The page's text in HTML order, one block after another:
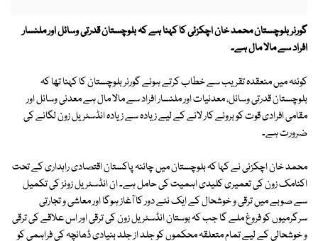
گورنر بلوچستان محمد خان اچکزئی کا کہنا ہے کہ بلوچستان قدرتی وسائل اور ملنسار
افراد سے مالا مال ہے۔
کوئٹہ میں منعقدہ تقریب سے خطاب کرتے ہوئے گورنر بلوچستان کا کہنا تھا کہ
بلوچستان قدرتی وسائل، معدنیات اور ملنسار افراد سے مالا مال ہے معدنی وسائل اور
مقامی افرادی قوت کو بروئے کار لانے کے لیے زیادہ سے زیادہ انڈسٹریل زون لگانے کی
ضرورت ہے۔
محمد خان اچکزئی نے کہا کہ بلوچستان میں چائنہ پاکستان اقتصادی راہداری کے تحت
اکنامک زون کی تعمیری کلیدی اہمیت کی حامل ہے۔ ان انڈسٹریل زونز کی تکمیل
سے صوبے میں ترقی و خوشحال کے ایک نئے دور کا آغاز ہوگا اور معاشی و تجارتی
سرگرمیوں کو فروغ ملے گا جب کہ بوستان انڈسٹریل زون کی ترقی اور اس علاقے کی ترقی
و خوشحالی کے لیے تمام متعلقہ محکموں کو جلد از جلد بنیادی ڈھانچہ کی فراہمی کو